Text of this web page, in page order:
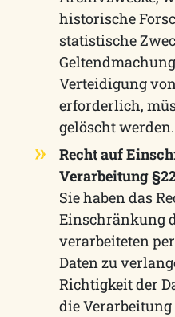
historische
statistische
Verteidigung
erforderlich,
gelöscht werden.
Recht auf
Verarbeitung
Sie haben das
Einschränkung
verarbeiteten
Daten zu
Richtigkeit der
die